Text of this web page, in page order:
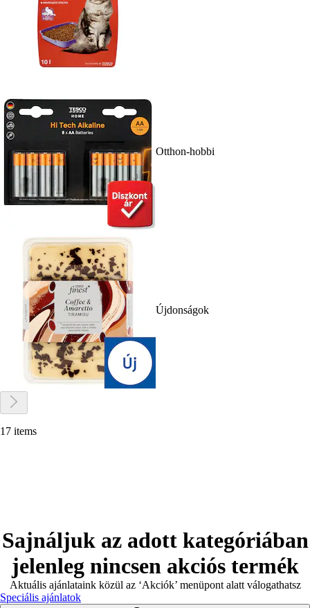
Otthon-hobbi
Újdonságok
17 items
Sajnáljuk az adott kategóriában
jelenleg nincsen akciós termék
Aktuális ajánlataink közül az ‘Akciók’ menüpont alatt válogathatsz
Speciális ajánlatok